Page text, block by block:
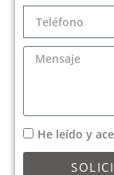
He leído y